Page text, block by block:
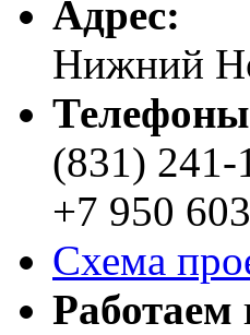
Адреc:
Нижний
Телефоны
(831) 241-
+7 950
Схема
Работаем